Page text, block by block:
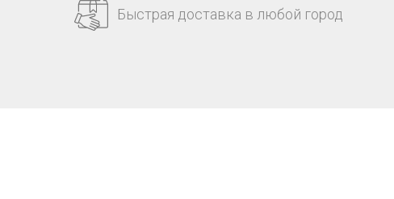
Быстрая доставка в любой город